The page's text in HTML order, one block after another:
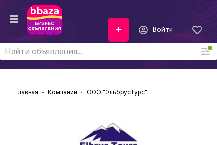
Войти
Главная Компании ООО "ЭльбрусТурс"